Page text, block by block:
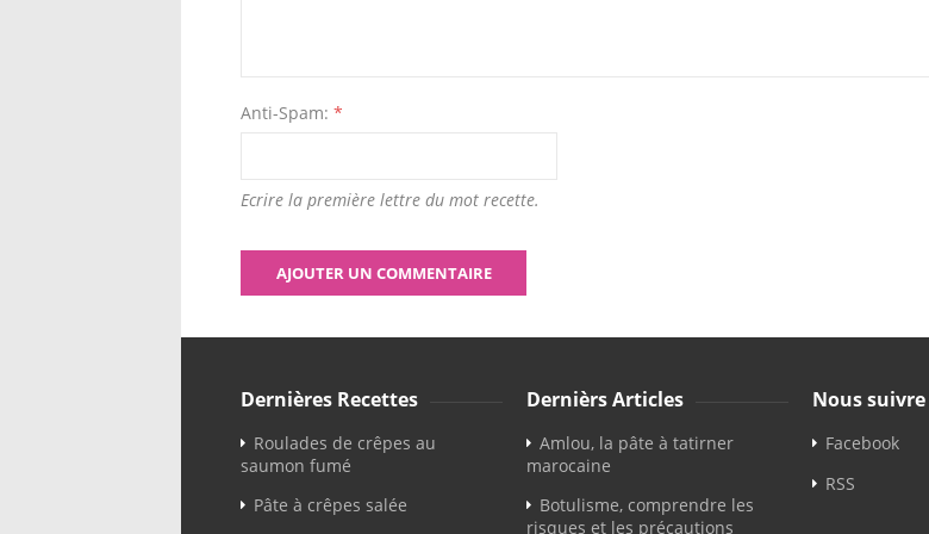
Anti-Spam: *
Ecrire la première lettre du mot recette.
Dernières Recettes
Roulades de crêpes au
saumon fumé
Pâte à crêpes salée
Dernièrs Articles
Amlou, la pâte à tatirner
marocaine
Botulisme, comprendre les
risques et les précautions
Nous suivre
Facebook
RSS